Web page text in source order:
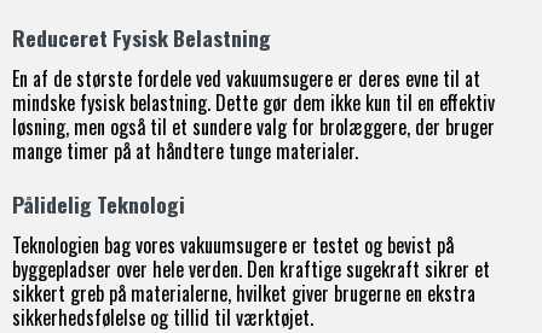
Reduceret Fysisk Belastning
En af de største fordele ved vakuumsugere er deres evne til at
mindske fysisk belastning. Dette gør dem ikke kun til en effektiv
løsning, men også til et sundere valg for brolæggere, der bruger
mange timer på at håndtere tunge materialer.
Pålidelig Teknologi
Teknologien bag vores vakuumsugere er testet og bevist på
byggepladser over hele verden. Den kraftige sugekraft sikrer et
sikkert greb på materialerne, hvilket giver brugerne en ekstra
sikkerhedsfølelse og tillid til værktøjet.